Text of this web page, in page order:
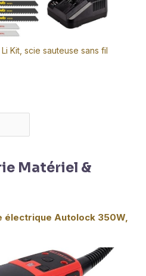
Kit, scie sauteuse sans fil
Matériel &
électrique Autolock 350W,